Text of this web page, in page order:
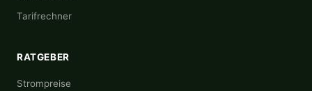
Tarifrechner
RATGEBER
Strompreise